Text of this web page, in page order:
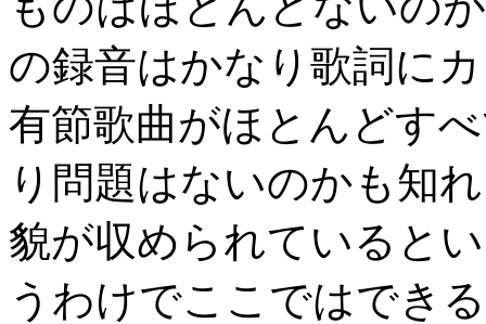
の録音はかなり歌詞に
有節歌曲がほとんどす
り問題はないのかも知
貌が収められていると
うわけでここではでき